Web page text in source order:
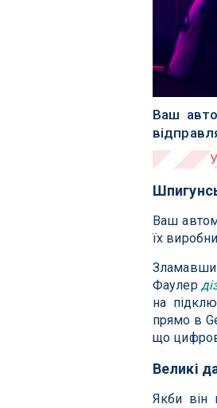
Ваш
Ваш
їх
Фаулер
на
прямо в
що
Великі
Якби він